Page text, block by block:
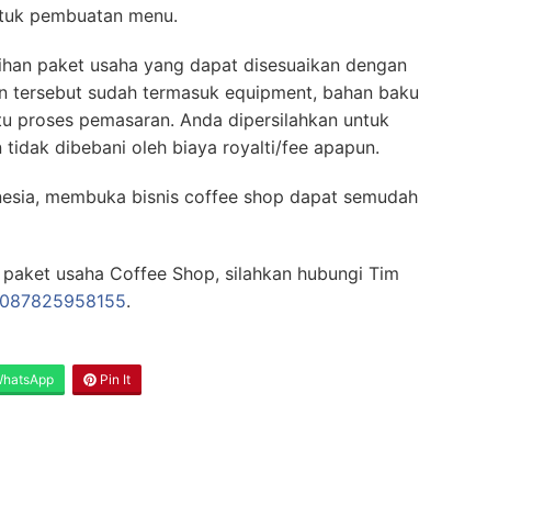
pembuatan menu.
paket usaha yang dapat disesuaikan dengan
tersebut sudah termasuk equipment, bahan baku
proses pemasaran. Anda dipersilahkan untuk
dibebani oleh biaya royalti/fee apapun.
membuka bisnis coffee shop dapat semudah
usaha Coffee Shop, silahkan hubungi Tim
.
Pin It